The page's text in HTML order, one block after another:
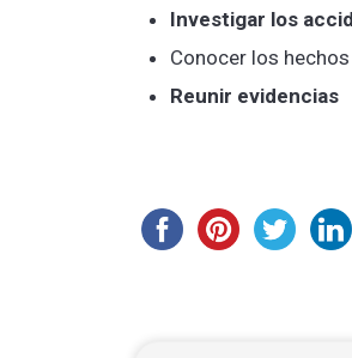
Investigar los
Conocer los
Reunir evidencias